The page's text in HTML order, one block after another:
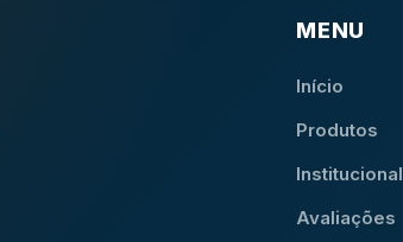
MENU
Início
Produtos
Institucional
Avaliações